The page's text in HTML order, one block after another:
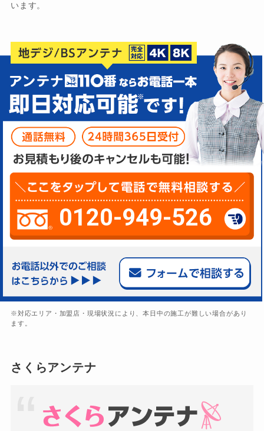
います。
0120-949-526
※対応エリア・加盟店・現場状況により、本日中の施工が難しい場合があり
ます。
さくらアンテナ